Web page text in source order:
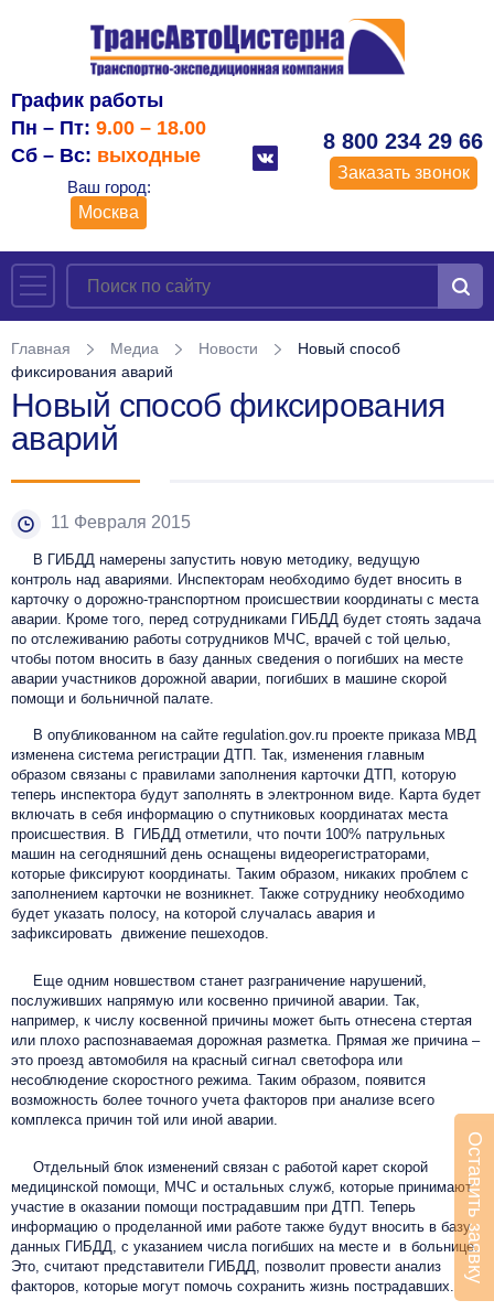
График работы
Пн – Пт: 9.00 – 18.00
Сб – Вс: выходные
Ваш город:
Москва
8 800 234 29 66
Заказать звонок
Главная Медиа Новости
Новый способ
фиксирования аварий
Новый способ фиксирования
аварий
11 Февраля 2015
В ГИБДД намерены запустить новую методику, ведущую
контроль над авариями. Инспекторам необходимо будет вносить в
карточку о дорожно-транспортном происшествии координаты с места
аварии. Кроме того, перед сотрудниками ГИБДД будет стоять задача
по отслеживанию работы сотрудников МЧС, врачей с той целью,
чтобы потом вносить в базу данных сведения о погибших на месте
аварии участников дорожной аварии, погибших в машине скорой
помощи и больничной палате.
В опубликованном на сайте regulation.gov.ru проекте приказа МВД
изменена система регистрации ДТП. Так, изменения главным
образом связаны с правилами заполнения карточки ДТП, которую
теперь инспектора будут заполнять в электронном виде. Карта будет
включать в себя информацию о спутниковых координатах места
происшествия. В ГИБДД отметили, что почти 100% патрульных
машин на сегодняшний день оснащены видеорегистраторами,
которые фиксируют координаты. Таким образом, никаких проблем с
заполнением карточки не возникнет. Также сотруднику необходимо
будет указать полосу, на которой случалась авария и
зафиксировать движение пешеходов.
Еще одним новшеством станет разграничение нарушений,
послуживших напрямую или косвенно причиной аварии. Так,
например, к числу косвенной причины может быть отнесена стертая
или плохо распознаваемая дорожная разметка. Прямая же причина –
это проезд автомобиля на красный сигнал светофора или
несоблюдение скоростного режима. Таким образом, появится
возможность более точного учета факторов при анализе всего
комплекса причин той или иной аварии.
Отдельный блок изменений связан с работой карет скорой
медицинской помощи, МЧС и остальных служб, которые принимают
участие в оказании помощи пострадавшим при ДТП. Теперь
информацию о проделанной ими работе также будут вносить в базу
данных ГИБДД, с указанием числа погибших на месте и в больнице.
Это, считают представители ГИБДД, позволит провести анализ
факторов, которые могут помочь сохранить жизнь пострадавших.
Оставить заявку